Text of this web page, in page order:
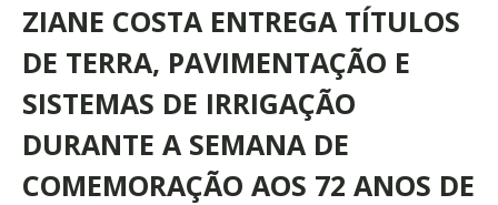
ZIANE COSTA ENTREGA TÍTULOS
DE TERRA, PAVIMENTAÇÃO E
SISTEMAS DE IRRIGAÇÃO
DURANTE A SEMANA DE
COMEMORAÇÃO AOS 72 ANOS DE